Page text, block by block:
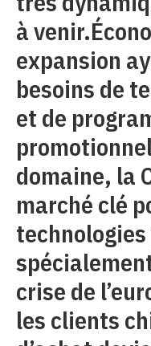
à
expansion
besoins de
et de
domaine, la
marché clé
crise de
les clients